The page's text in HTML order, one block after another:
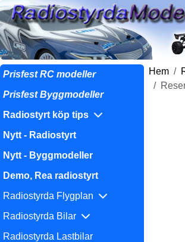
Prisfest RC modeller
Prisfest Byggmodeller
Radiostyrt köp tips
Nytt - Radiostyrt
Nytt - Byggmodeller
Demo, Rea radiostyrt
Radiostyrda Flygplan
Radiostyrda Bilar
Radiostyrda Lastbilar
Hem